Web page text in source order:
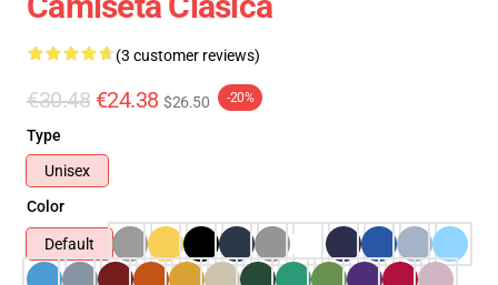
(3 customer reviews)
€30.48 €24.38 $26.50 -20%
Type
Unisex
Color
Default